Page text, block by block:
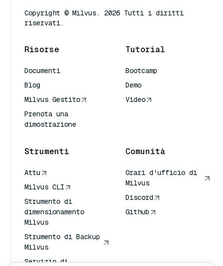
Copyright © Milvus. 2026 Tutti i diritti
riservati.
Risorse
Documenti
Blog
Milvus Gestito
Prenota una
dimostrazione
Tutorial
Bootcamp
Demo
Video
Strumenti
Attu
Milvus CLI
Strumento di
dimensionamento
Milvus
Strumento di Backup
Milvus
Servizio di
Comunità
Orari d'ufficio di
Milvus
Discord
Github